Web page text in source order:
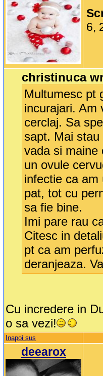
6,
christinuca
Multumesc pt
incurajari. Am
cerclaj. Sa
sapt. Mai
vada si maine
un ovule
infectie ca am
pat, tot cu
sa fie bine.
Imi pare rau
Citesc in
pt ca am
deranjeaza.
Cu incredere in
o sa vezi!
Inapoi sus
deearox